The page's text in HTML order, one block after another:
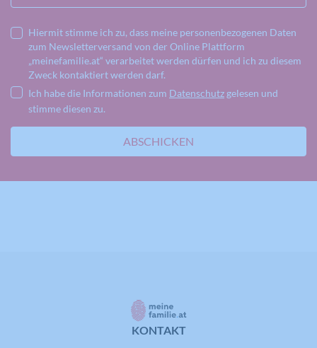
Hiermit stimme ich zu, dass meine personenbezogenen Daten
zum Newsletterversand von der Online Plattform
„meinefamilie.at“ verarbeitet werden dürfen und ich zu diesem
Zweck kontaktiert werden darf.
Ich habe die Informationen zum Datenschutz gelesen und
stimme diesen zu.
ABSCHICKEN
KONTAKT